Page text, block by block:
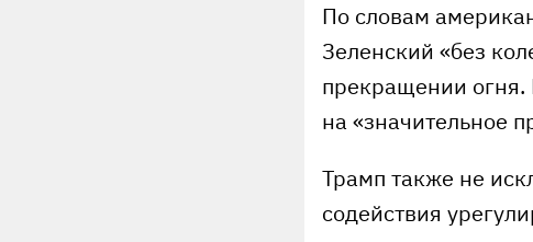
По словам
Зеленский «без
прекращении огня.
на «значительное
Трамп также не
содействия